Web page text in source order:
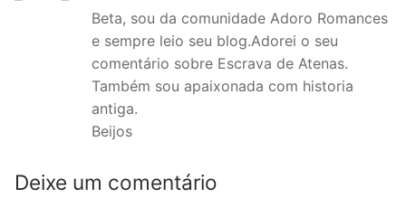
Beta, sou da comunidade Adoro Romances
e sempre leio seu blog.Adorei o seu
comentário sobre Escrava de Atenas.
Também sou apaixonada com historia
antiga.
Beijos
Deixe um comentário